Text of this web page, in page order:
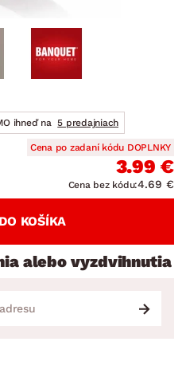
ihneď na 5 predajniach
Cena po zadaní kódu DOPLNKY
3.99 €
Cena bez kódu:4.69 €
KOŠÍKA
alebo vyzdvihnutia